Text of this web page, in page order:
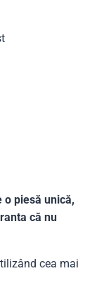
o piesă unică,
că nu
cea mai